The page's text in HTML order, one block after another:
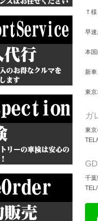
Ｔ
早
本
新
東
ガ
東
千